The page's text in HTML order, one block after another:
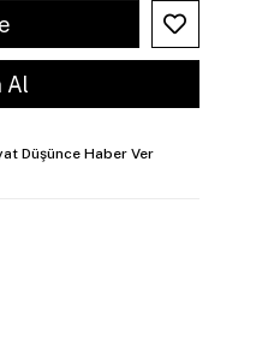
Düşünce Haber Ver